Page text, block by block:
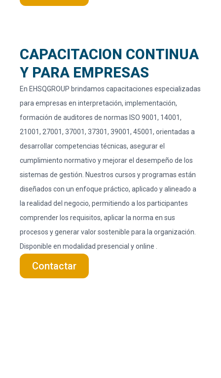
CAPACITACION CONTINUA
Y PARA EMPRESAS​​
En EHSQGROUP brindamos capacitaciones especializadas
para empresas en interpretación, implementación,
formación de auditores de normas ISO 9001, 14001,
21001, 27001, 37001, 37301, 39001, 45001, orientadas a
desarrollar competencias técnicas, asegurar el
cumplimiento normativo y mejorar el desempeño de los
sistemas de gestión. Nuestros cursos y programas están
diseñados con un enfoque práctico, aplicado y alineado a
la realidad del negocio, permitiendo a los participantes
comprender los requisitos, aplicar la norma en sus
procesos y generar valor sostenible para la organización.
Disponible en modalidad presencial y online .
Contactar